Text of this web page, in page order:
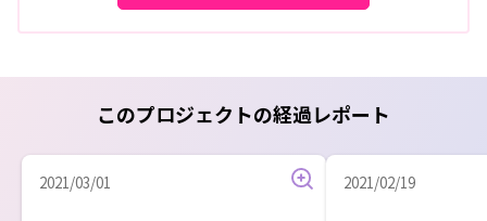
このプロジェクトの経過レポート
2021/03/01 2021/02/19